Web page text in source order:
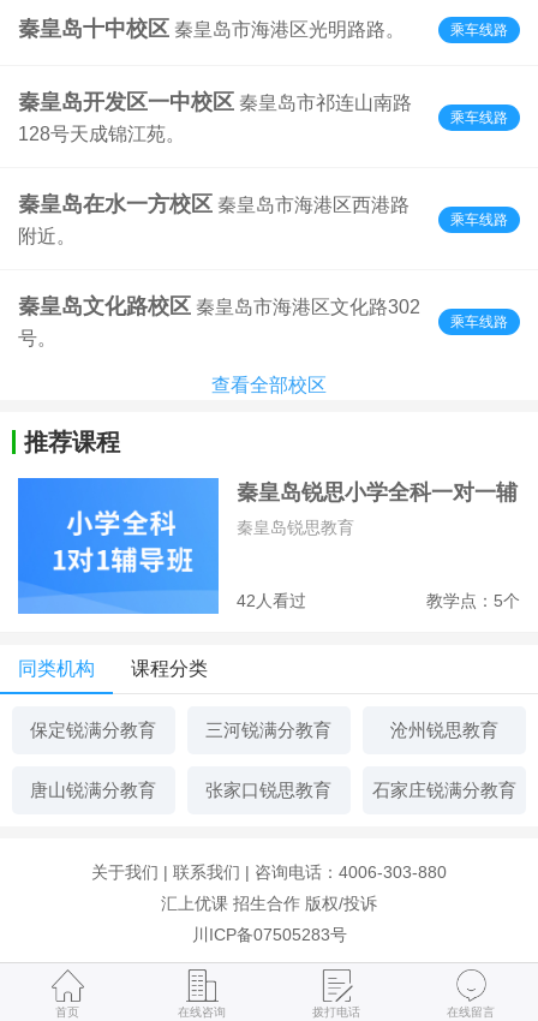
秦皇岛十中校区 秦皇岛市海港区光明路路。 乘车线路
秦皇岛开发区一中校区 秦皇岛市祁连山南路
128号天成锦江苑。
乘车线路
秦皇岛在水一方校区 秦皇岛市海港区西港路
附近。
乘车线路
秦皇岛文化路校区 秦皇岛市海港区文化路302
号。
乘车线路
查看全部校区
推荐课程
秦皇岛锐思小学全科一对一辅
导班
42人看过 教学点：5个
秦皇岛锐思教育
同类机构 课程分类
保定锐满分教育 三河锐满分教育 沧州锐思教育
唐山锐满分教育 张家口锐思教育 石家庄锐满分教育
关于我们 | 联系我们 | 咨询电话：4006-303-880
汇上优课 招生合作 版权/投诉
川ICP备07505283号
以上信息知识产权归“秦皇岛锐思教育”所有，并对内容的真实性和合
法性负责，如有侵权或投诉，请联系我们处理。
首页 在线咨询 拨打电话 在线留言